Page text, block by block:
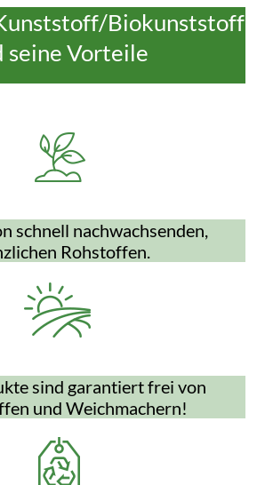
Biokunststoff
seine Vorteile
schnell nachwachsenden,
Rohstoffen.
sind garantiert frei von
und Weichmachern!